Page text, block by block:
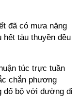
đã có mưa nặng
tàu thuyền đều
túc trực tuần
chắn phương
đổ bộ với đường đi